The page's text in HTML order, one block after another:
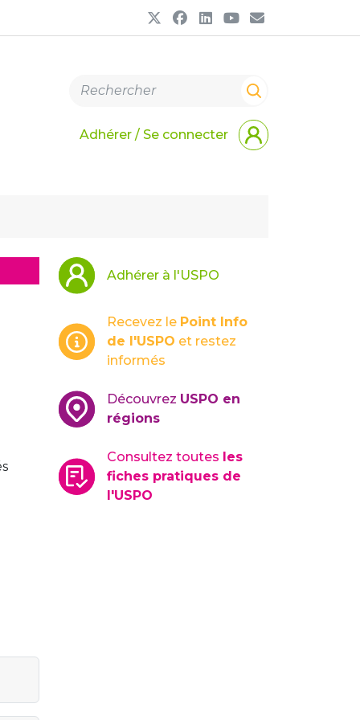
Adhérer / Se connecter
Adhérer à l'USPO
Recevez le Point Info
de l'USPO et restez
informés
Découvrez USPO en
régions
Consultez toutes les
fiches pratiques de
l'USPO